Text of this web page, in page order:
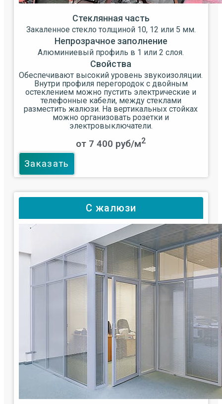
Стеклянная часть
Закаленное стекло толщиной 10, 12 или 5 мм.
Непрозрачное заполнение
Алюминиевый профиль в 1 или 2 слоя.
Свойства
Обеспечивают высокий уровень звукоизоляции.
Внутри профиля перегородок с двойным
остеклением можно пустить электрические и
телефонные кабели, между стеклами
разместить жалюзи. На вертикальных стойках
можно организовать розетки и
электровыключатели.
от 7 400 руб/м2
Заказать
С жалюзи